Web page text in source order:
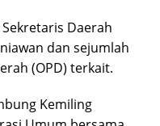
Daerah
dan sejumlah
(OPD) terkait.
Kemiling